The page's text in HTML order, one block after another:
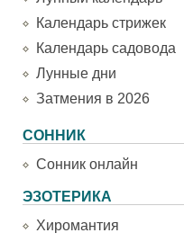
Календарь стрижек
Календарь садовода
Лунные дни
Затмения в 2026
СОННИК
Сонник онлайн
ЭЗОТЕРИКА
Хиромантия